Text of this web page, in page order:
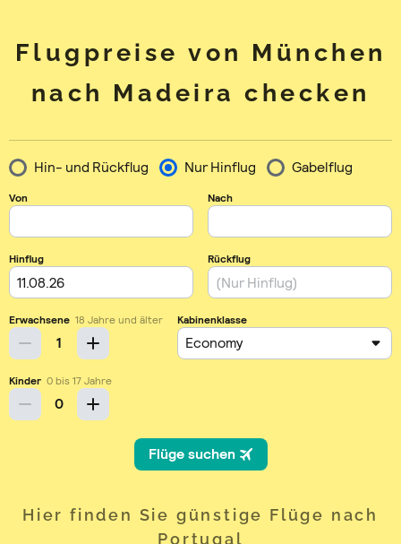
Flugpreise von München
nach Madeira checken
Hier finden Sie günstige Flüge nach
Portugal